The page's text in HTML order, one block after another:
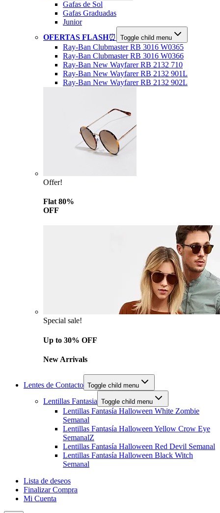
Gafas de Sol
Gafas Graduadas
Junior
OFERTAS FLASH⏰ Toggle child menu
Ray-Ban Clubmaster RB 3016 W0365
Ray-Ban Clubmaster RB 3016 W0366
Ray-Ban New Wayfarer RB 2132 710
Ray-Ban New Wayfarer RB 2132 901L
Ray-Ban New Wayfarer RB 2132 902L
Offer!
Flat 80%
OFF
Special sale!
Up to 30% OFF
New Arrivals
Lentes de Contacto Toggle child menu
Lentillas Fantasia Toggle child menu
Lentillas Fantasía Halloween White Zombie
Semanal
Lentillas Fantasía Halloween Yellow Crow Eye
SemanalZ
Lentillas Fantasía Halloween Red Devil Semanal
Lentillas Fantasía Halloween Black Witch
Semanal
Lista de deseos
Finalizar Compra
Mi Cuenta